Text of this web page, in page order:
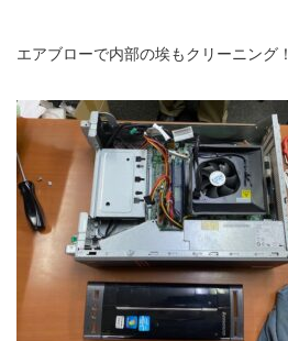
エアブローで内部の埃もクリーニング！